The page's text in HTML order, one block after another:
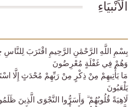
الْاَنْبِيَاءِ
بِسْمِ اللَّهِ الرَّحْمَٰنِ الرَّحِيمِ اقْتَرَبَ لِلنَّاسِ
وَهُمْ فِي غَفْلَةٍ مُعْرِضُونَ
مَا يَأْتِيهِمْ مِنْ ذِكْرٍ مِنْ رَبِّهِمْ مُحْدَثٍ إِلَّا
يَلْعَبُونَ
لَاهِيَةً قُلُوبُهُمْ ۗ وَأَسَرُّوا النَّجْوَى الَّذِينَ